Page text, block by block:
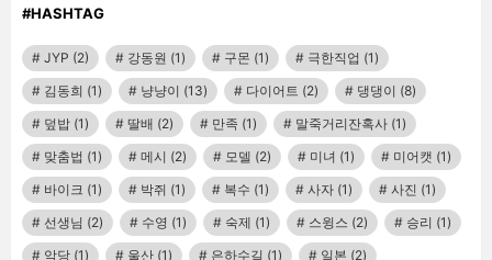
#HASHTAG
JYP (2) 강동원 (1) 구몬 (1) 극한직업 (1)
김동희 (1) 냥냥이 (13) 다이어트 (2) 댕댕이 (8)
덮밥 (1) 딸배 (2) 만족 (1) 말죽거리잔혹사 (1)
맞춤법 (1) 메시 (2) 모델 (2) 미녀 (1) 미어캣 (1)
바이크 (1) 박쥐 (1) 복수 (1) 사자 (1) 사진 (1)
선생님 (2) 수영 (1) 숙제 (1) 스윙스 (2) 승리 (1)
악당 (1) 울산 (1) 은하수길 (1) 일본 (2)